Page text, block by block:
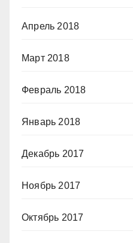
Апрель 2018
Март 2018
Февраль 2018
Январь 2018
Декабрь 2017
Ноябрь 2017
Октябрь 2017